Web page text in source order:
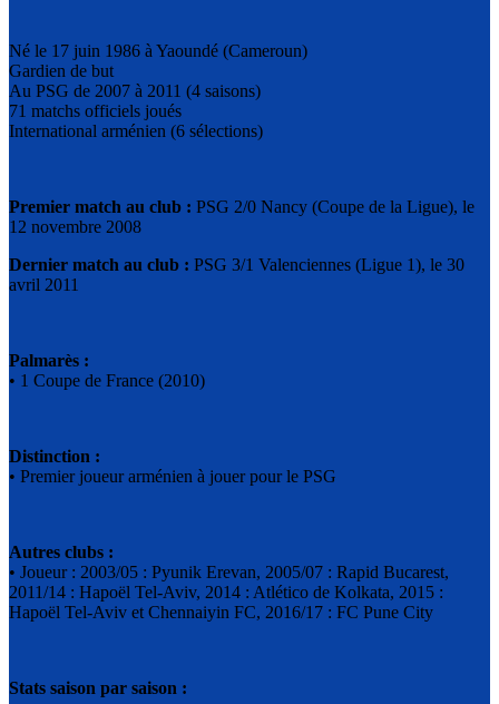
Né le 17 juin 1986 à Yaoundé (Cameroun)
Gardien de but
Au PSG de 2007 à 2011 (4 saisons)
71 matchs officiels joués
International arménien (6 sélections)
Premier match au club : PSG 2/0 Nancy (Coupe de la Ligue), le
12 novembre 2008
Dernier match au club : PSG 3/1 Valenciennes (Ligue 1), le 30
avril 2011
Palmarès :
• 1 Coupe de France (2010)
Distinction :
• Premier joueur arménien à jouer pour le PSG
Autres clubs :
• Joueur : 2003/05 : Pyunik Erevan, 2005/07 : Rapid Bucarest,
2011/14 : Hapoël Tel-Aviv, 2014 : Atlético de Kolkata, 2015 :
Hapoël Tel-Aviv et Chennaiyin FC, 2016/17 : FC Pune City
Stats saison par saison :